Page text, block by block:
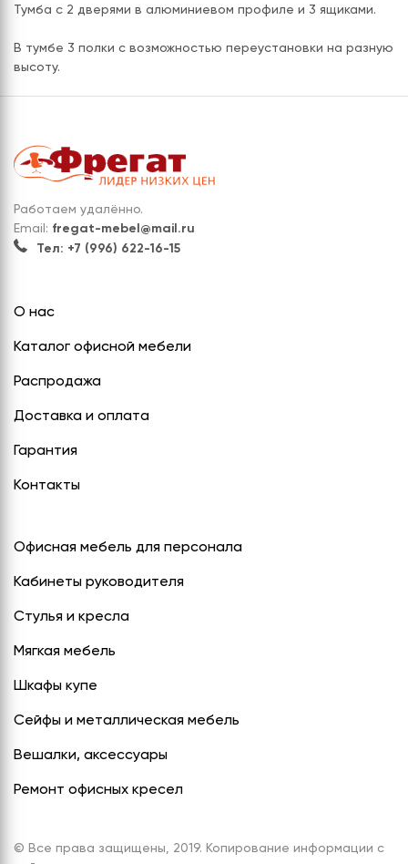
Тумба с 2 дверями в алюминиевом профиле и 3 ящиками.
В тумбе 3 полки с возможностью переустановки на разную
высоту.
Работаем удалённо.
Email: fregat-mebel@mail.ru
Тел: +7 (996) 622-16-15
О нас
Каталог офисной мебели
Распродажа
Доставка и оплата
Гарантия
Контакты
Офисная мебель для персонала
Кабинеты руководителя
Стулья и кресла
Мягкая мебель
Шкафы купе
Сейфы и металлическая мебель
Вешалки, аксессуары
Ремонт офисных кресел
© Все права защищены, 2019. Копирование информации с